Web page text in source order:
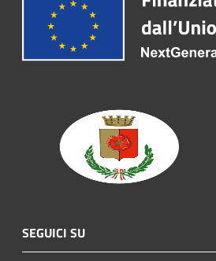
SEGUICI SU